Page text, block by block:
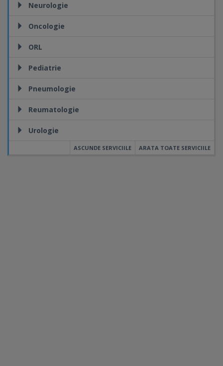
Neurologie
Oncologie
ORL
Pediatrie
Pneumologie
Reumatologie
Urologie
ARATA TOATE SERVICIILE
ASCUNDE SERVICIILE